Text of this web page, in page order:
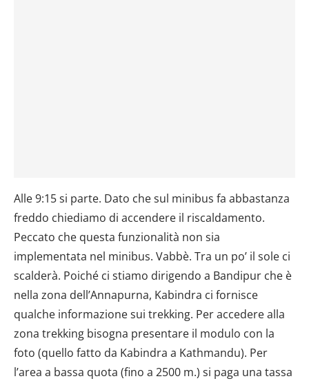
Alle 9:15 si parte. Dato che sul minibus fa abbastanza
freddo chiediamo di accendere il riscaldamento.
Peccato che questa funzionalità non sia
implementata nel minibus. Vabbè. Tra un po’ il sole ci
scalderà. Poiché ci stiamo dirigendo a Bandipur che è
nella zona dell’Annapurna, Kabindra ci fornisce
qualche informazione sui trekking. Per accedere alla
zona trekking bisogna presentare il modulo con la
foto (quello fatto da Kabindra a Kathmandu). Per
l’area a bassa quota (fino a 2500 m.) si paga una tassa